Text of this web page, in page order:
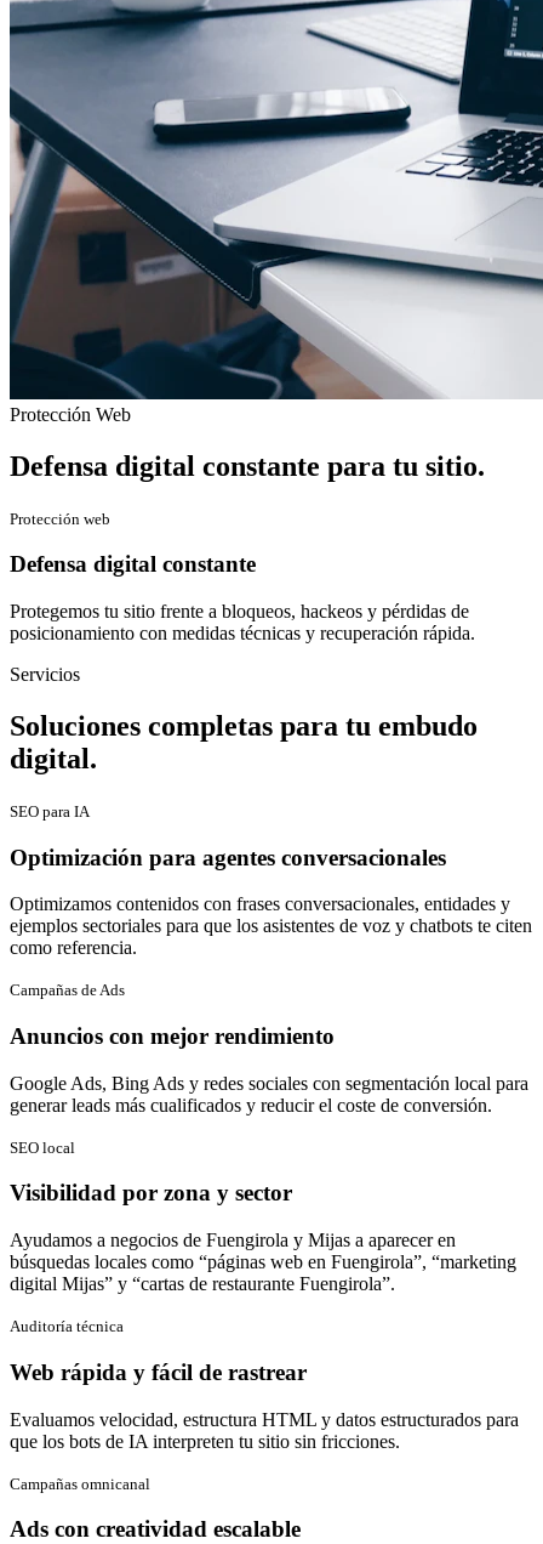
Protección Web
Defensa digital constante para tu sitio.
Protección web
Defensa digital constante
Protegemos tu sitio frente a bloqueos, hackeos y pérdidas de
posicionamiento con medidas técnicas y recuperación rápida.
Servicios
Soluciones completas para tu embudo
digital.
SEO para IA
Optimización para agentes conversacionales
Optimizamos contenidos con frases conversacionales, entidades y
ejemplos sectoriales para que los asistentes de voz y chatbots te citen
como referencia.
Campañas de Ads
Anuncios con mejor rendimiento
Google Ads, Bing Ads y redes sociales con segmentación local para
generar leads más cualificados y reducir el coste de conversión.
SEO local
Visibilidad por zona y sector
Ayudamos a negocios de Fuengirola y Mijas a aparecer en
búsquedas locales como “páginas web en Fuengirola”, “marketing
digital Mijas” y “cartas de restaurante Fuengirola”.
Auditoría técnica
Web rápida y fácil de rastrear
Evaluamos velocidad, estructura HTML y datos estructurados para
que los bots de IA interpreten tu sitio sin fricciones.
Campañas omnicanal
Ads con creatividad escalable